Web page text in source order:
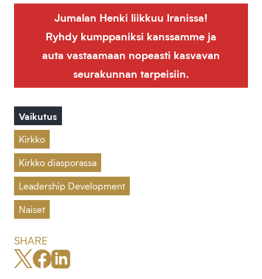
Jumalan Henki liikkuu Iranissa!
Ryhdy kumppaniksi kanssamme ja
auta vastaamaan nopeasti kasvavan
seurakunnan tarpeisiin.
Vaikutus
Kirkko
Kirkko diasporassa
Leadership Development
Naiset
SHARE